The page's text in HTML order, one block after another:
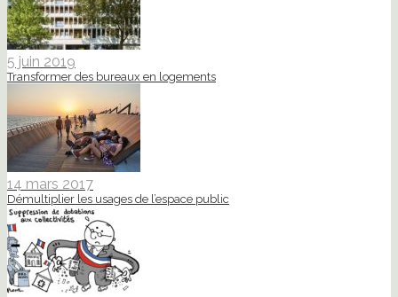
5 juin 2019
Transformer des bureaux en logements
14 mars 2017
Démultiplier les usages de l’espace public